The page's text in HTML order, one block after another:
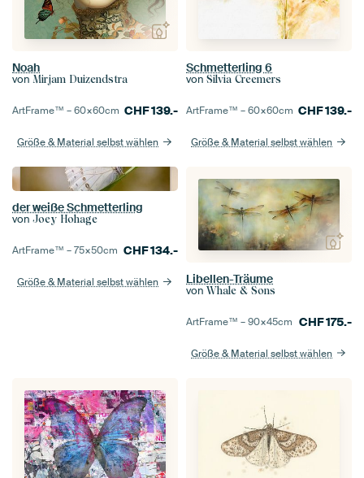
Noah
von Mirjam Duizendstra
ArtFrame™ –60×60cm CHF139.-
Größe & Material selbst wählen
Schmetterling 6
von Silvia Creemers
ArtFrame™ –60×60cm CHF139.-
Größe & Material selbst wählen
der weiße Schmetterling
von Joey Hohage
ArtFrame™ –75×50cm CHF134.-
Größe & Material selbst wählen Libellen-Träume
von Whale & Sons
ArtFrame™ –90×45cm CHF175.-
Größe & Material selbst wählen